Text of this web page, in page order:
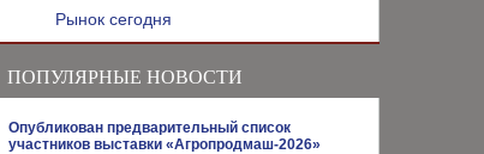
Рынок сегодня
ПОПУЛЯРНЫЕ НОВОСТИ
Опубликован предварительный список
участников выставки «Агропродмаш-2026»